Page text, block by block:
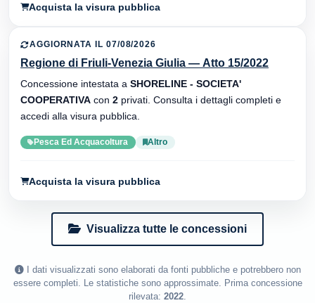
Acquista la visura pubblica
AGGIORNATA IL 07/08/2026
Regione di Friuli-Venezia Giulia — Atto 15/2022
Concessione intestata a SHORELINE - SOCIETA'
COOPERATIVA con 2 privati. Consulta i dettagli completi e
accedi alla visura pubblica.
Pesca Ed Acquacoltura Altro
Acquista la visura pubblica
Visualizza tutte le concessioni
I dati visualizzati sono elaborati da fonti pubbliche e potrebbero non
essere completi. Le statistiche sono approssimate. Prima concessione
rilevata: 2022.